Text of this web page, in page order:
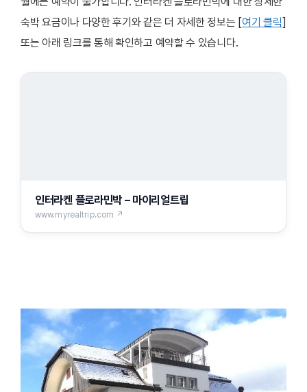
숙박 요금이나 다양한 후기와 같은 더 자세한 정보는 [여기 클릭]
또는 아래 링크를 통해 확인하고 예약할 수 있습니다.
인터라켄 플로라민박 – 마이리얼트립
www.myrealtrip.com ↗